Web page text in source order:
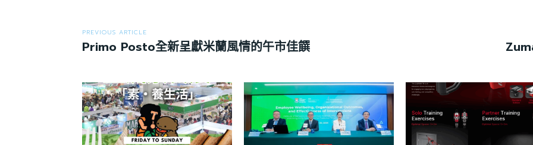
PREVIOUS ARTICLE
Primo Posto全新呈獻米蘭風情的午市佳饌